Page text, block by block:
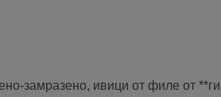
замразено, ивици от филе от